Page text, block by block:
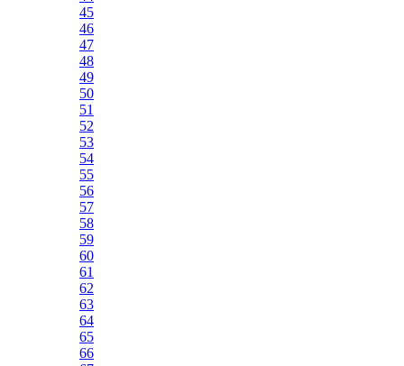
45
46
47
48
49
50
51
52
53
54
55
56
57
58
59
60
61
62
63
64
65
66